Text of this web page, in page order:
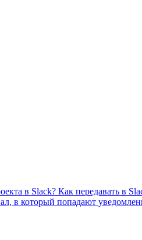
в Slack? Как передавать в
в который попадают